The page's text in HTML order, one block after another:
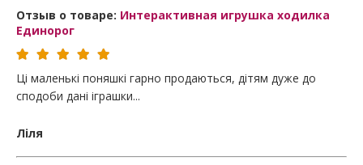
Отзыв о товаре: Интерактивная игрушка ходилка
Единорог
Ці маленькі поняшкі гарно продаються, дітям дуже до
сподоби дані іграшки...
Ліля